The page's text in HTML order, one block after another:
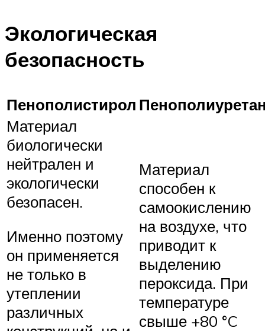
Экологическая
безопасность
Пенополистирол
Материал
биологически
нейтрален и
экологически
безопасен.
Именно поэтому
он применяется
не только в
утеплении
различных
Материал
способен к
самоокислению
на воздухе, что
приводит к
выделению
пероксида. При
температуре
свыше +80 °C